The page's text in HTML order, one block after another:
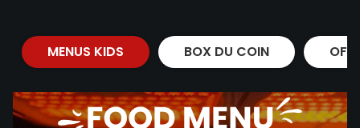
MENUS KIDS BOX DU COIN